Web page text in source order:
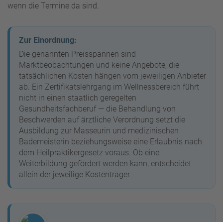
wenn die Termine da sind.
Zur Einordnung:
Die genannten Preisspannen sind
Marktbeobachtungen und keine Angebote; die
tatsächlichen Kosten hängen vom jeweiligen Anbieter
ab. Ein Zertifikatslehrgang im Wellnessbereich führt
nicht in einen staatlich geregelten
Gesundheitsfachberuf — die Behandlung von
Beschwerden auf ärztliche Verordnung setzt die
Ausbildung zur Masseurin und medizinischen
Bademeisterin beziehungsweise eine Erlaubnis nach
dem Heilpraktikergesetz voraus. Ob eine
Weiterbildung gefördert werden kann, entscheidet
allein der jeweilige Kostenträger.